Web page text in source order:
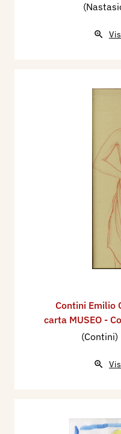
Contini Emilio
carta MUSEO -
(Contini)